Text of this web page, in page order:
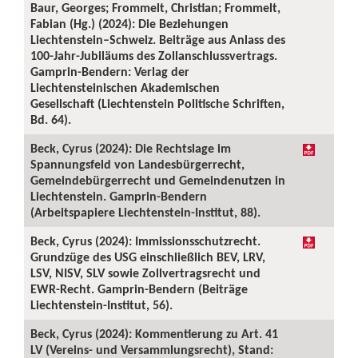
Baur, Georges; Frommelt, Christian; Frommelt,
Fabian (Hg.) (2024): Die Beziehungen
Liechtenstein–Schweiz. Beiträge aus Anlass des
100-Jahr-Jubiläums des Zollanschlussvertrags.
Gamprin-Bendern: Verlag der
Liechtensteinischen Akademischen
Gesellschaft (Liechtenstein Politische Schriften,
Bd. 64).
Beck, Cyrus (2024): Die Rechtslage im
Spannungsfeld von Landesbürgerrecht,
Gemeindebürgerrecht und Gemeindenutzen in
Liechtenstein. Gamprin-Bendern
(Arbeitspapiere Liechtenstein-Institut, 88).
Beck, Cyrus (2024): Immissionsschutzrecht.
Grundzüge des USG einschließlich BEV, LRV,
LSV, NISV, SLV sowie Zollvertragsrecht und
EWR-Recht. Gamprin-Bendern (Beiträge
Liechtenstein-Institut, 56).
Beck, Cyrus (2024): Kommentierung zu Art. 41
LV (Vereins- und Versammlungsrecht), Stand: